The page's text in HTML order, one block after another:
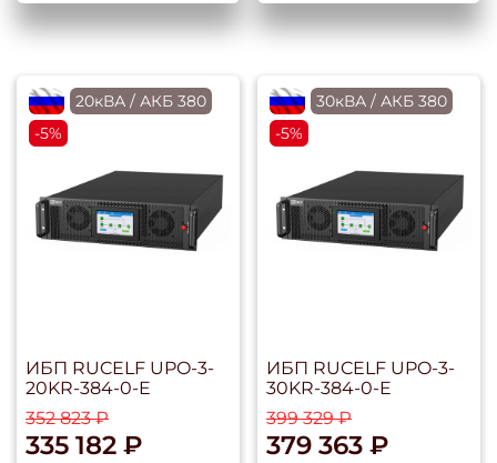
flagRU20кВА / АКБ 380
-5%
ИБП RUCELF UPO-3-
20KR-384-0-E
352 823 ₽
335 182 ₽
flagRU30кВА / АКБ 380
-5%
ИБП RUCELF UPO-3-
30KR-384-0-E
399 329 ₽
379 363 ₽